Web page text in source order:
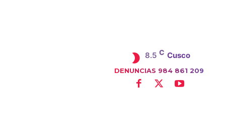
8.5 C Cusco
DENUNCIAS 984 861 209